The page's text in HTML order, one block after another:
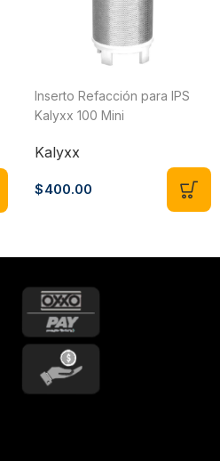
Inserto Refacción para IPS
Kalyxx 100 Mini
Kalyxx
$400.00